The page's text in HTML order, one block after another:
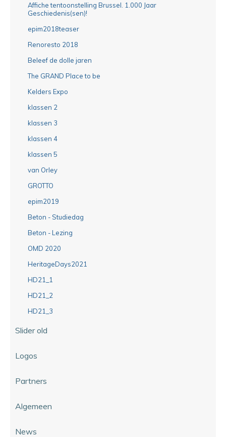
Affiche tentoonstelling Brussel. 1.000 Jaar
Geschiedenis(sen)!
epim2018teaser
Renoresto 2018
Beleef de dolle jaren
The GRAND Place to be
Kelders Expo
klassen 2
klassen 3
klassen 4
klassen 5
van Orley
GROTTO
epim2019
Beton - Studiedag
Beton - Lezing
OMD 2020
HeritageDays2021
HD21_1
HD21_2
HD21_3
Slider old
Logos
Partners
Algemeen
News